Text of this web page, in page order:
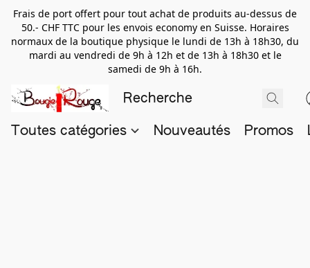
Frais de port offert pour tout achat de produits au-dessus de
50.- CHF TTC pour les envois economy en Suisse. Horaires
normaux de la boutique physique le lundi de 13h à 18h30, du
mardi au vendredi de 9h à 12h et de 13h à 18h30 et le
samedi de 9h à 16h.
Toutes catégories Nouveautés Promos